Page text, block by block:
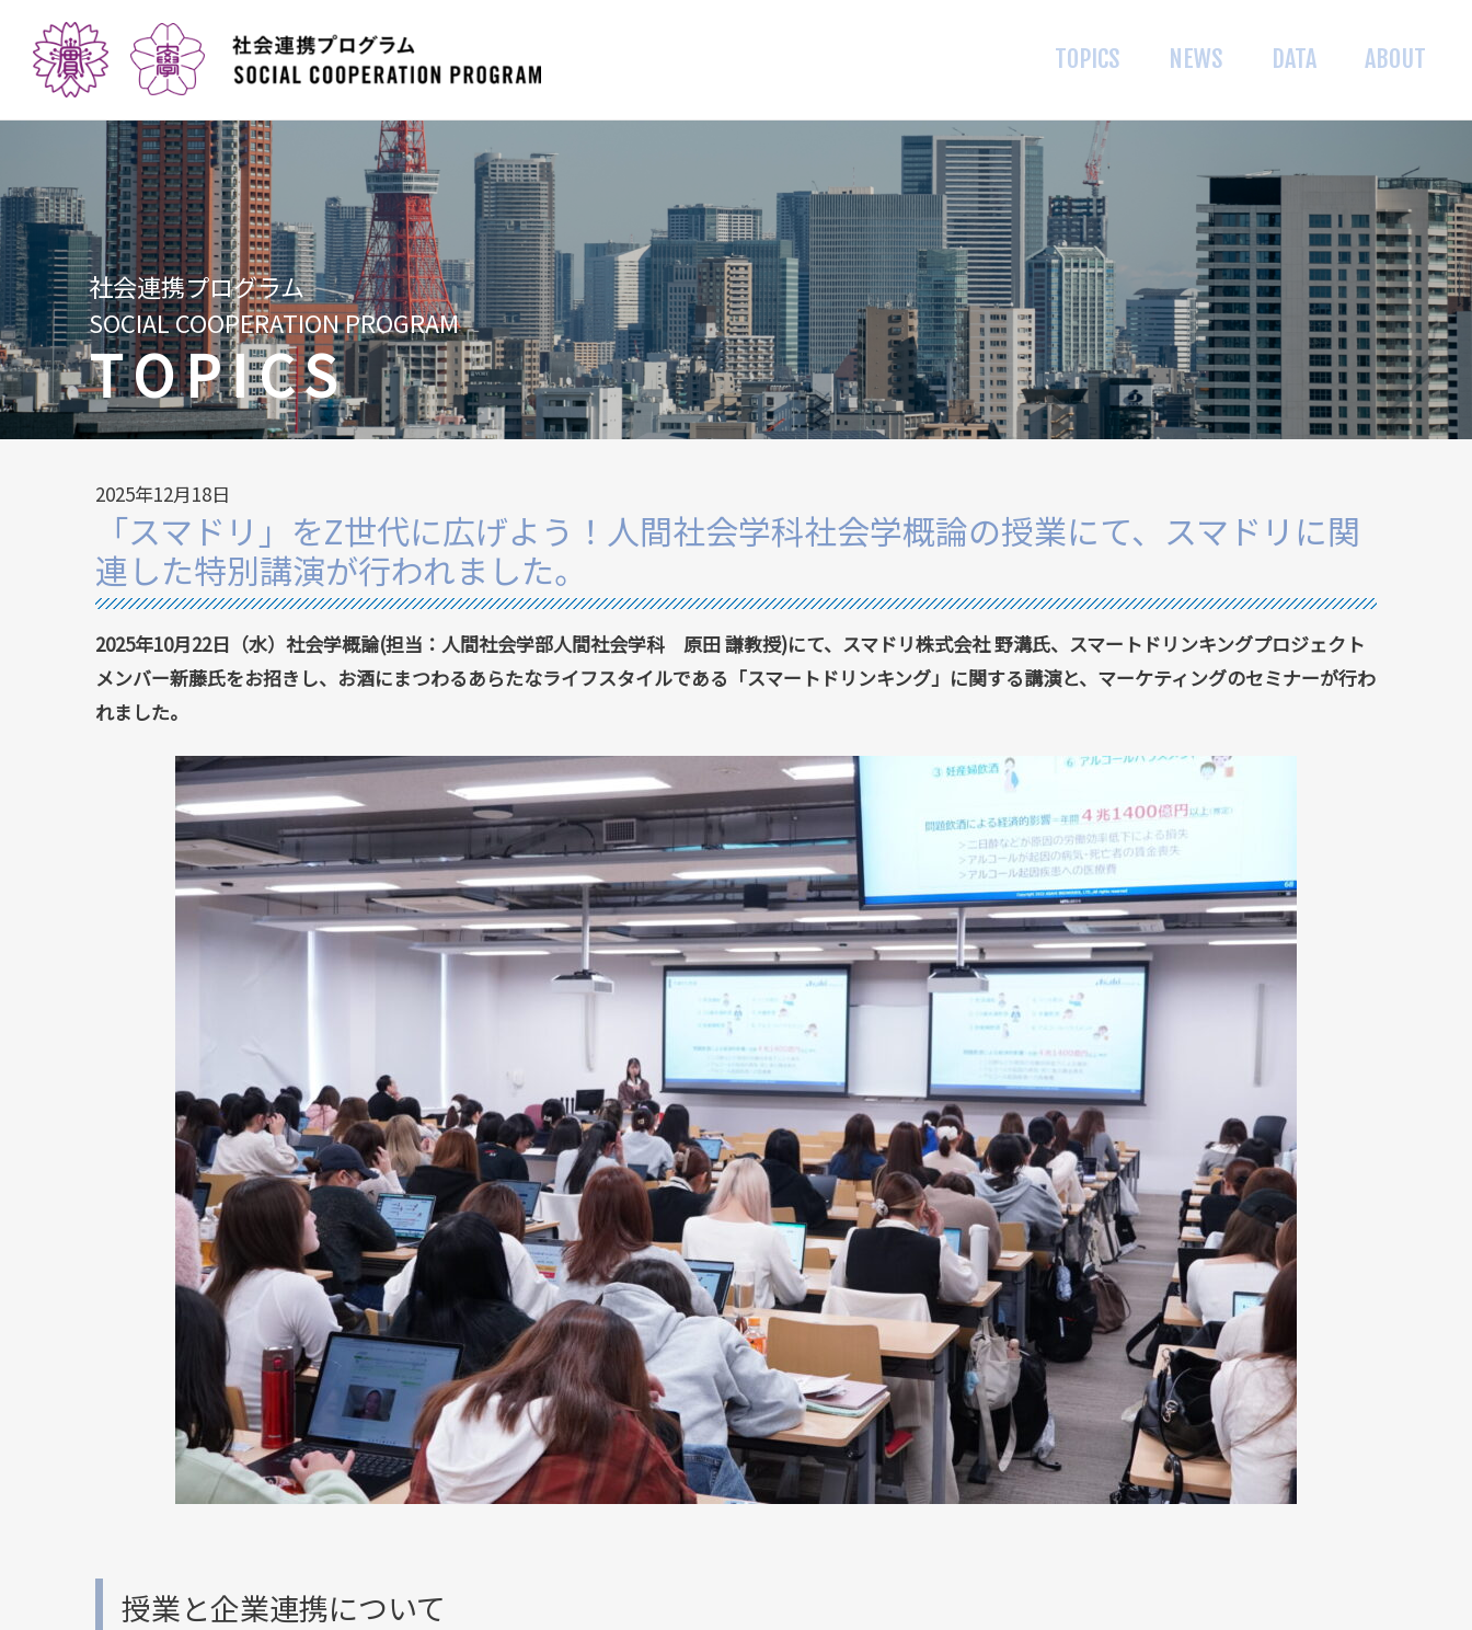
TOPICS NEWS DATA ABOUT
社会連携プログラム
SOCIAL COOPERATION PROGRAM
TOPICS
2025年12月18日
「スマドリ」をZ世代に広げよう！人間社会学科社会学概論の授業にて、スマドリに関
連した特別講演が行われました。
2025年10月22日（水）社会学概論(担当：人間社会学部人間社会学科 原田 謙教授)にて、スマドリ株式会社 野溝氏、スマートドリンキングプロジェクト
メンバー新藤氏をお招きし、お酒にまつわるあらたなライフスタイルである「スマートドリンキング」に関する講演と、マーケティングのセミナーが行わ
れました。
授業と企業連携について